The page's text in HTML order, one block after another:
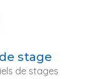
stage
de stages